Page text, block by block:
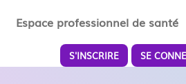
Espace professionnel de santé
S'INSCRIRE SE